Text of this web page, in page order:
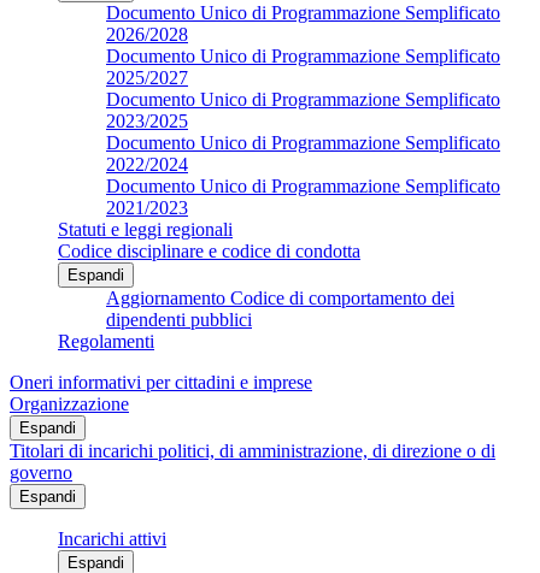
Documento Unico di Programmazione Semplificato
2026/2028
Documento Unico di Programmazione Semplificato
2025/2027
Documento Unico di Programmazione Semplificato
2023/2025
Documento Unico di Programmazione Semplificato
2022/2024
Documento Unico di Programmazione Semplificato
2021/2023
Statuti e leggi regionali
Codice disciplinare e codice di condotta
Espandi
Aggiornamento Codice di comportamento dei
dipendenti pubblici
Regolamenti
Oneri informativi per cittadini e imprese
Organizzazione
Espandi
Titolari di incarichi politici, di amministrazione, di direzione o di
governo
Espandi
Incarichi attivi
Espandi